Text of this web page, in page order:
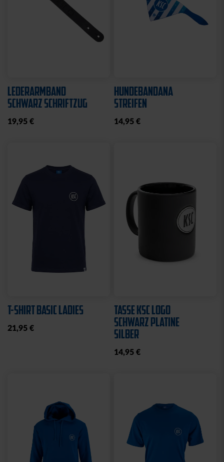
LEDERARMBAND
SCHWARZ SCHRIFTZUG
19,95 €
HUNDEBANDANA
STREIFEN
14,95 €
T-SHIRT BASIC LADIES
21,95 €
TASSE KSC LOGO
SCHWARZ PLATINE
SILBER
14,95 €